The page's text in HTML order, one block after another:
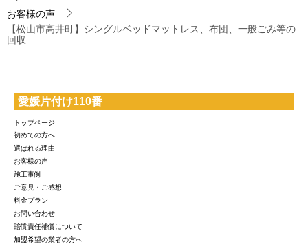
お客様の声
【松山市高井町】シングルベッドマットレス、布団、一般ごみ等の
回収
愛媛片付け110番
トップページ
初めての方へ
選ばれる理由
お客様の声
施工事例
ご意見・ご感想
料金プラン
お問い合わせ
賠償責任補償について
加盟希望の業者の方へ